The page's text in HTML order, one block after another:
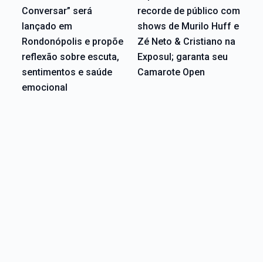
Conversar” será
lançado em
Rondonópolis e propõe
reflexão sobre escuta,
sentimentos e saúde
emocional
recorde de público com
shows de Murilo Huff e
Zé Neto & Cristiano na
Exposul; garanta seu
Camarote Open